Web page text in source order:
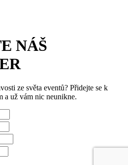
NÁŠ
ze světa eventů? Přidejte se k
a už vám nic neunikne.